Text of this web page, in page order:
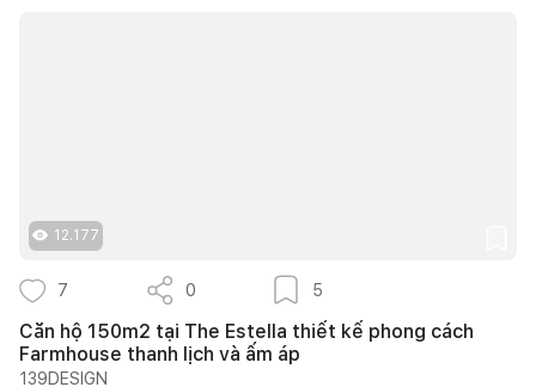
12.177
7 0 5
Căn hộ 150m2 tại The Estella thiết kế phong cách
Farmhouse thanh lịch và ấm áp
139DESIGN